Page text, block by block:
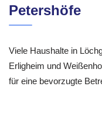
Petershöfe
Viele Haushalte in
Erligheim und
für eine bevorzugte